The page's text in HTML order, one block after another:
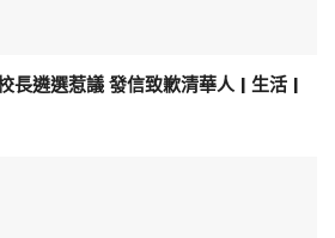
長遴選惹議 發信致歉清華人 | 生活 |